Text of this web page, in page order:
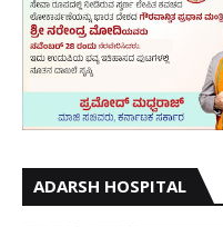
ADARSH HOSPITAL